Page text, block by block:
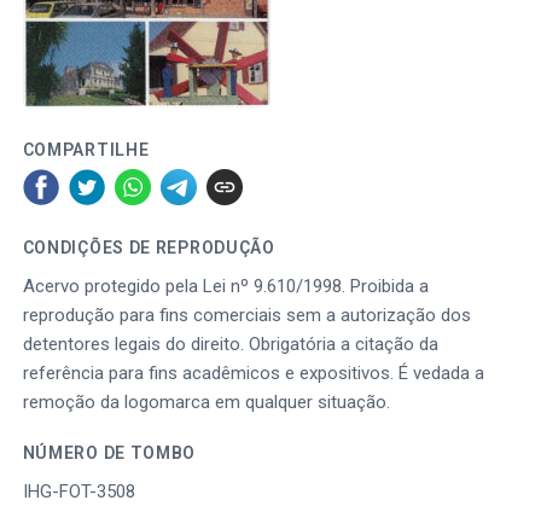
COMPARTILHE
CONDIÇÕES DE REPRODUÇÃO
Acervo protegido pela Lei nº 9.610/1998. Proibida a
reprodução para fins comerciais sem a autorização dos
detentores legais do direito. Obrigatória a citação da
referência para fins acadêmicos e expositivos. É vedada a
remoção da logomarca em qualquer situação.
NÚMERO DE TOMBO
IHG-FOT-3508